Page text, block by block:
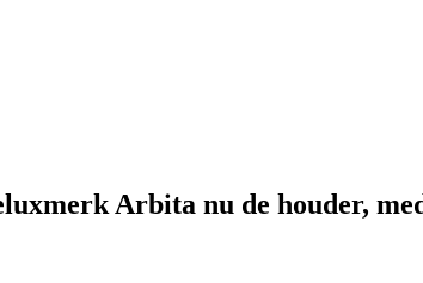
Arbita nu de houder,